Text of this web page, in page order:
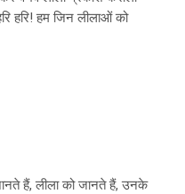
हरि! हम जिन लीलाओं को
हैं, लीला को जानते हैं, उनके